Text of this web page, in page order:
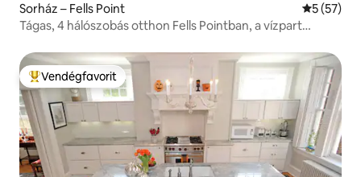
Sorház – Fells Point Átlagos
5 (57)
Tágas, 4 hálószobás otthon Fells Pointban, a vízpart
Kiemelt vendégfavorit
Vendégfavorit